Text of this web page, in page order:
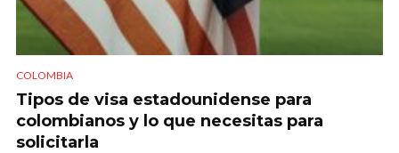
COLOMBIA
Tipos de visa estadounidense para
colombianos y lo que necesitas para
solicitarla